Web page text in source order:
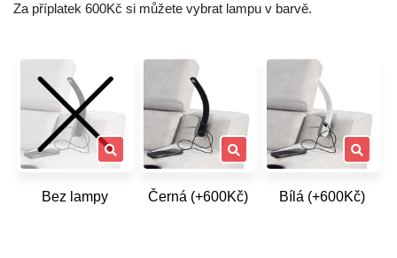
Za příplatek 600Kč si můžete vybrat lampu v barvě.
Bez lampy Černá (+600Kč) Bílá (+600Kč)